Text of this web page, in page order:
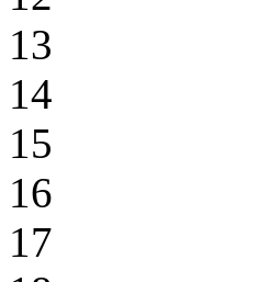
13
14
15
16
17